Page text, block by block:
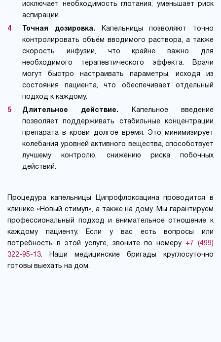
исключает необходимость глотания, уменьшает риск
аспирации.
Точная дозировка. Капельницы позволяют точно
контролировать объём вводимого раствора, а также
скорость инфузии, что крайне важно для
необходимого терапевтического эффекта. Врачи
могут быстро настраивать параметры, исходя из
состояния пациента, что обеспечивает отдельный
подход к каждому.
Длительное действие.
Капельное введение
позволяет поддерживать стабильные концентрации
препарата в крови долгое время. Это минимизирует
колебания уровней активного вещества, способствует
лучшему контролю, снижению риска побочных
действий.
Процедура капельницы Ципрофлоксацина проводится в
клинике «Новый стимул», а также на дому. Мы гарантируем
профессиональный подход и внимательное отношение к
каждому пациенту. Если у вас есть вопросы или
потребность в этой услуге, звоните по номеру +7 (499)
322-95-13. Наши медицинские бригады круглосуточно
готовы выехать на дом.